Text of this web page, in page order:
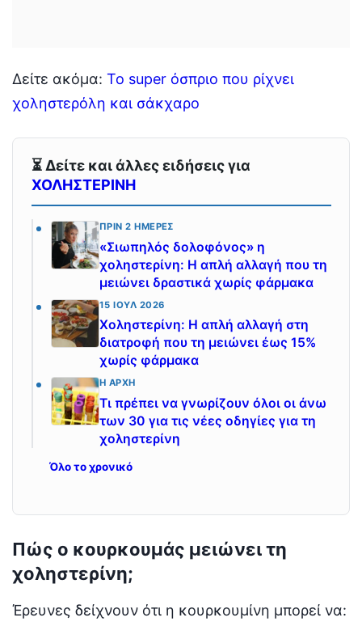
Δείτε ακόμα: Το super όσπριο που ρίχνει
χοληστερόλη και σάκχαρο
⏳ Δείτε και άλλες ειδήσεις για
ΧΟΛΗΣΤΕΡΙΝΗ
ΠΡΙΝ 2 ΗΜΈΡΕΣ
«Σιωπηλός δολοφόνος» η
χοληστερίνη: Η απλή αλλαγή που τη
μειώνει δραστικά χωρίς φάρμακα
15 ΙΟΎΛ 2026
Χοληστερίνη: Η απλή αλλαγή στη
διατροφή που τη μειώνει έως 15%
χωρίς φάρμακα
Η ΑΡΧΉ
Τι πρέπει να γνωρίζουν όλοι οι άνω
των 30 για τις νέες οδηγίες για τη
χοληστερίνη
Όλο το χρονικό
Πώς ο κουρκουμάς μειώνει τη
χοληστερίνη;
Έρευνες δείχνουν ότι η κουρκουμίνη μπορεί να: